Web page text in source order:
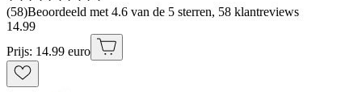
(58)Beoordeeld met 4.6 van de 5 sterren, 58 klantreviews
14.99
Prijs: 14.99 euro